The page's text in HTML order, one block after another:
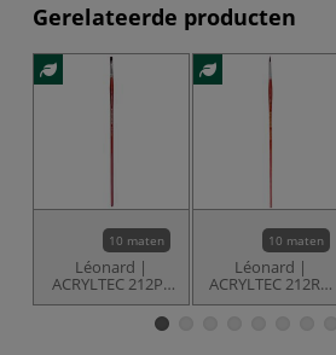
Gerelateerde producten
10 maten
Léonard |
ACRYLTEC 212PL
penseel ○ plat —
synthetisch haar
10 maten
Léonard |
ACRYLTEC 212RO
penseel ○ rond —